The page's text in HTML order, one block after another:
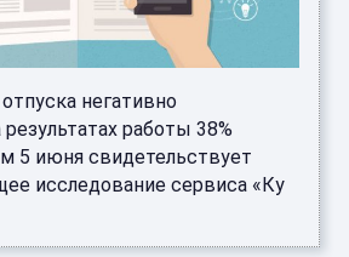
негативно
работы 38%
5 июня свидетельствует
исследование сервиса «Ку